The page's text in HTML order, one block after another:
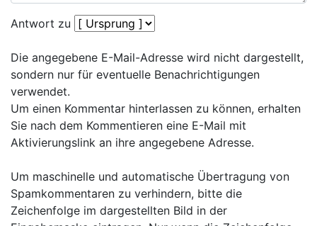
Antwort zu
Die angegebene E-Mail-Adresse wird nicht dargestellt,
sondern nur für eventuelle Benachrichtigungen
verwendet.
Um einen Kommentar hinterlassen zu können, erhalten
Sie nach dem Kommentieren eine E-Mail mit
Aktivierungslink an ihre angegebene Adresse.
Um maschinelle und automatische Übertragung von
Spamkommentaren zu verhindern, bitte die
Zeichenfolge im dargestellten Bild in der